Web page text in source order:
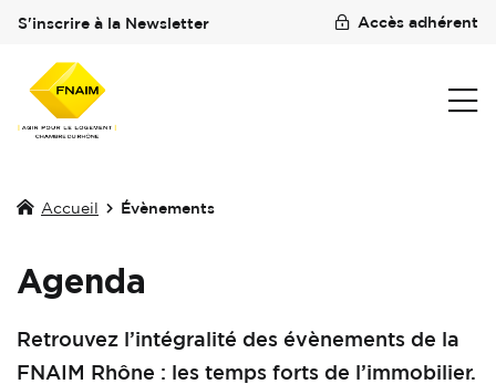
S'inscrire à la Newsletter Accès adhérent
Accueil Évènements
Agenda
Retrouvez l’intégralité des évènements de la
FNAIM Rhône : les temps forts de l’immobilier.